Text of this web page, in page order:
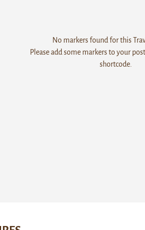
No markers found for this
Please add some markers to your
shortcode.